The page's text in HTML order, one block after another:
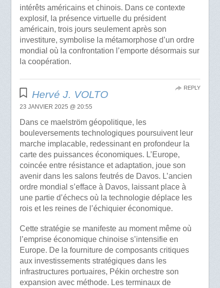
intérêts américains et chinois. Dans ce contexte
explosif, la présence virtuelle du président
américain, trois jours seulement après son
investiture, symbolise la métamorphose d’un ordre
mondial où la confrontation l’emporte désormais sur
la coopération.
Hervé J. VOLTO
23 JANVIER 2025 @ 20:55
Dans ce maelström géopolitique, les
bouleversements technologiques poursuivent leur
marche implacable, redessinant en profondeur la
carte des puissances économiques. L’Europe,
coincée entre résistance et adaptation, joue son
avenir dans les salons feutrés de Davos. L’ancien
ordre mondial s’efface à Davos, laissant place à
une partie d’échecs où la technologie déplace les
rois et les reines de l’échiquier économique.
Cette stratégie se manifeste au moment même où
l’emprise économique chinoise s’intensifie en
Europe. De la fourniture de composants critiques
aux investissements stratégiques dans les
infrastructures portuaires, Pékin orchestre son
expansion avec méthode. Les terminaux de
REPLY